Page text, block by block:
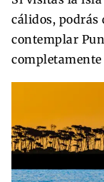
cálidos, podrás
contemplar